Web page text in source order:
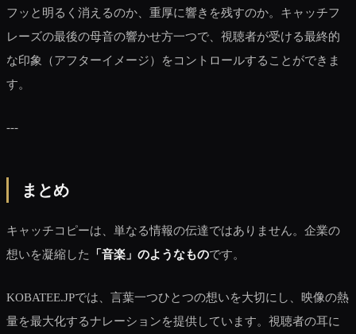
フッと明るく消えるのか、重厚に響きを残すのか。キャッチフ
レーズの最後の母音の響かせ方一つで、視聴者が受ける最終的
な印象（アフターイメージ）をコントロールすることができま
す。
---
まとめ
キャッチコピーは、単なる情報の伝達ではありません。企業の
想いを凝縮した
「音楽」のようなものです。
KOBATEE.JPでは、言葉一つひとつの想いを大切にし、映像の熱
量を最大化するナレーションを提供しています。視聴者の耳に